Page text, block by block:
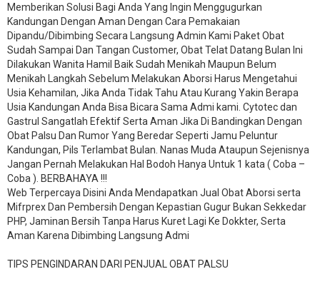
Memberikan Solusi Bagi Anda Yang Ingin Menggugurkan
Kandungan Dengan Aman Dengan Cara Pemakaian
Dipandu/Dibimbing Secara Langsung Admin Kami Paket Obat
Sudah Sampai Dan Tangan Customer, Obat Telat Datang Bulan Ini
Dilakukan Wanita Hamil Baik Sudah Menikah Maupun Belum
Menikah Langkah Sebelum Melakukan Aborsi Harus Mengetahui
Usia Kehamilan, Jika Anda Tidak Tahu Atau Kurang Yakin Berapa
Usia Kandungan Anda Bisa Bicara Sama Admi kami. Cytotec dan
Gastrul Sangatlah Efektif Serta Aman Jika Di Bandingkan Dengan
Obat Palsu Dan Rumor Yang Beredar Seperti Jamu Peluntur
Kandungan, Pils Terlambat Bulan. Nanas Muda Ataupun Sejenisnya
Jangan Pernah Melakukan Hal Bodoh Hanya Untuk 1 kata ( Coba –
Coba ). BERBAHAYA !!!
Web Terpercaya Disini Anda Mendapatkan Jual Obat Aborsi serta
Mifrprex Dan Pembersih Dengan Kepastian Gugur Bukan Sekkedar
PHP, Jaminan Bersih Tanpa Harus Kuret Lagi Ke Dokkter, Serta
Aman Karena Dibimbing Langsung Admi
TIPS PENGINDARAN DARI PENJUAL OBAT PALSU